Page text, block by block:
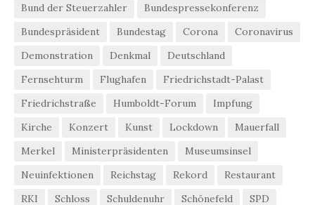
Bund der Steuerzahler
Bundespressekonferenz
Bundespräsident
Bundestag Corona
Coronavirus
Demonstration
Denkmal
Deutschland
Fernsehturm
Flughafen
Friedrichstadt-Palast
Friedrichstraße
Humboldt-Forum
Impfung
Kirche
Konzert Kunst Lockdown
Mauerfall
Merkel
Ministerpräsidenten
Museumsinsel
Neuinfektionen
Reichstag Rekord
Restaurant
RKI
Schloss Schuldenuhr Schönefeld SPD